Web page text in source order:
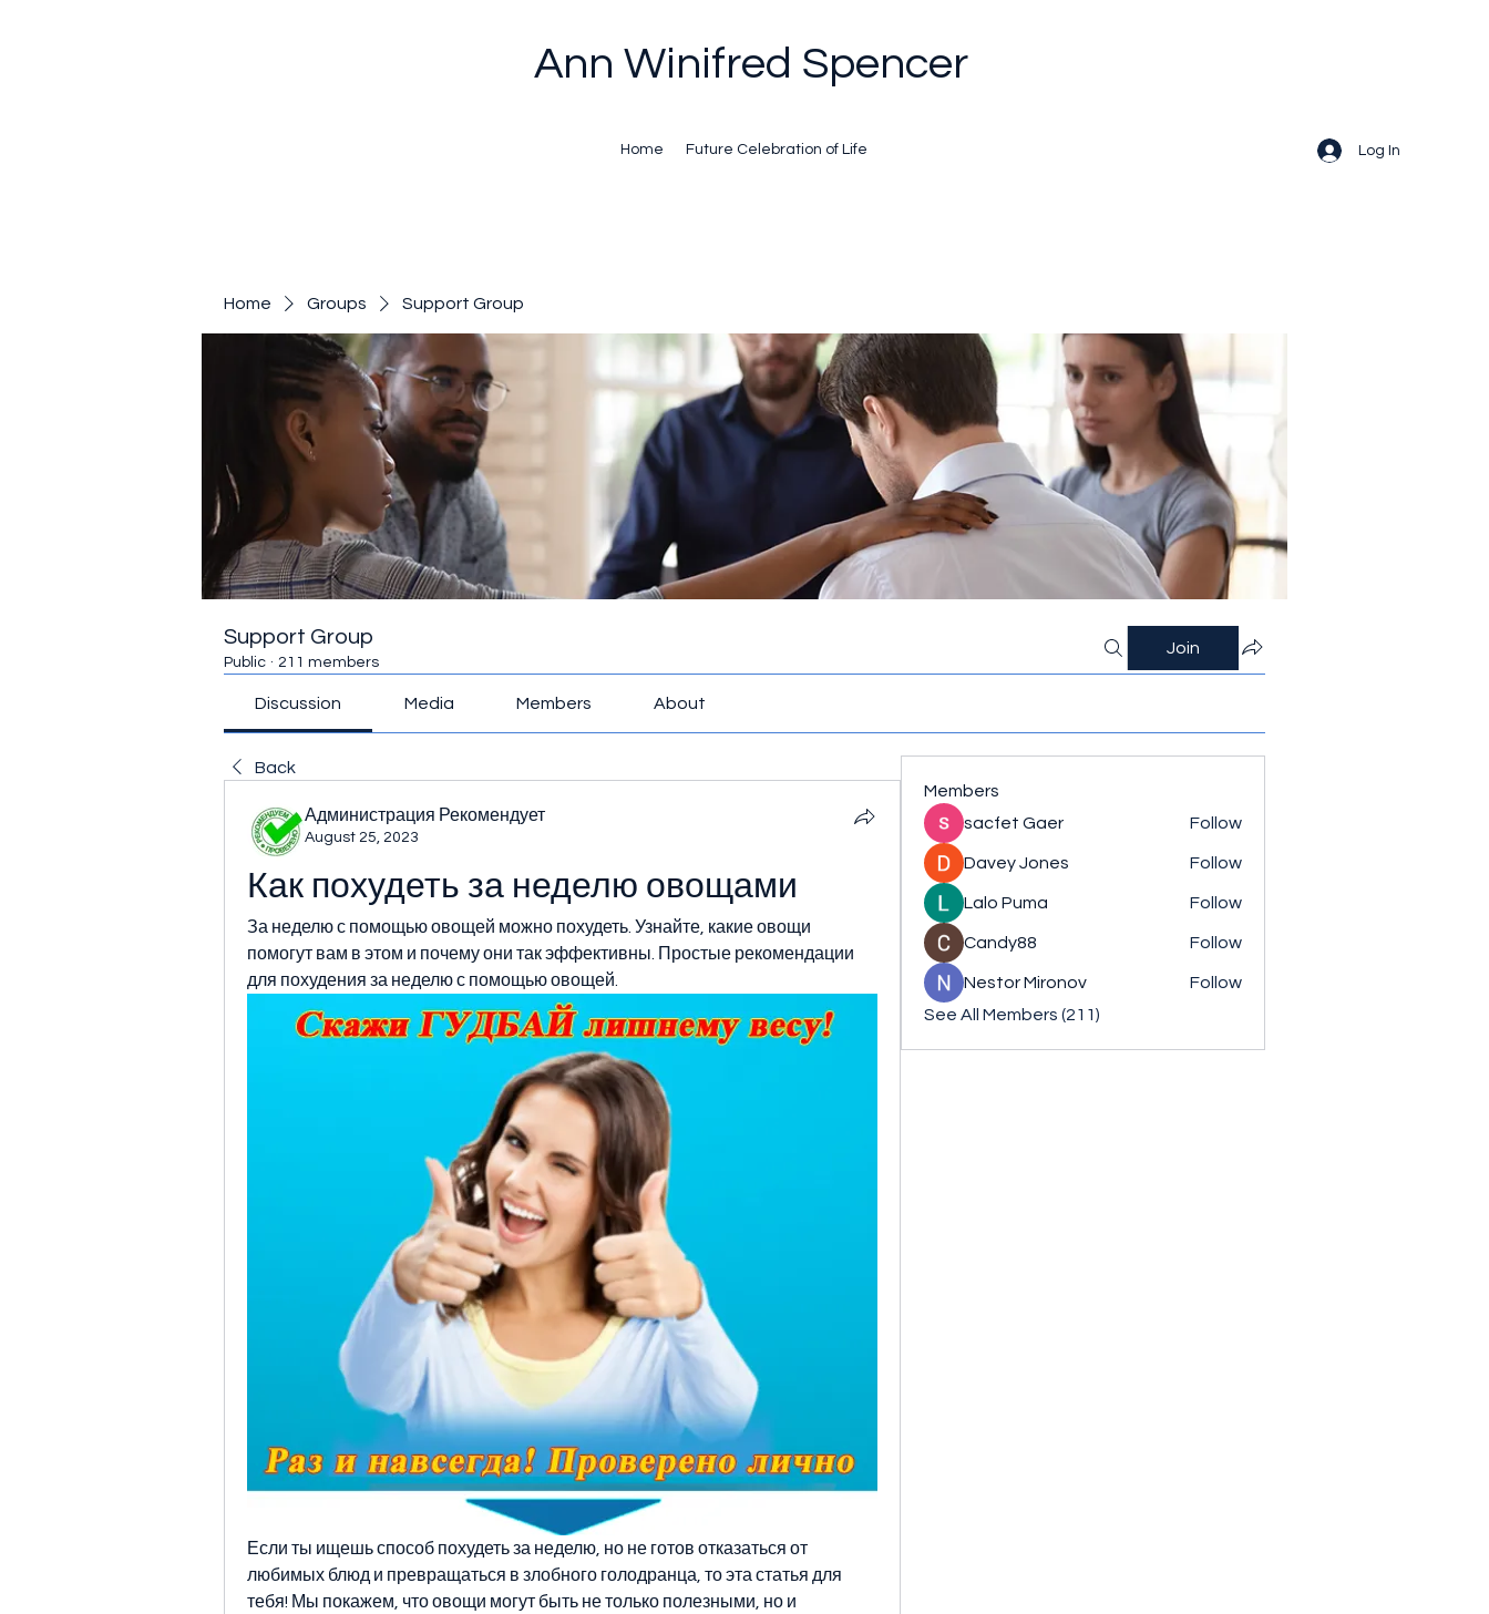
Ann Winifred Spencer
Home Future Celebration of Life Log In
Home Groups Support Group
Support Group
Public · 211 members
Join
Discussion Media Members About
Back
Администрация Рекомендует
August 25, 2023
Как похудеть за неделю овощами
За неделю с помощью овощей можно похудеть. Узнайте, какие овощи
помогут вам в этом и почему они так эффективны. Простые рекомендации
для похудения за неделю с помощью овощей.
Если ты ищешь способ похудеть за неделю, но не готов отказаться от
любимых блюд и превращаться в злобного голодранца, то эта статья для
тебя! Мы покажем, что овощи могут быть не только полезными, но и
Members
sacfet Gaer
Follow
Davey Jones Follow
Lalo Puma Follow
Candy88 Follow
Nestor Mironov
Follow
See All Members (211)